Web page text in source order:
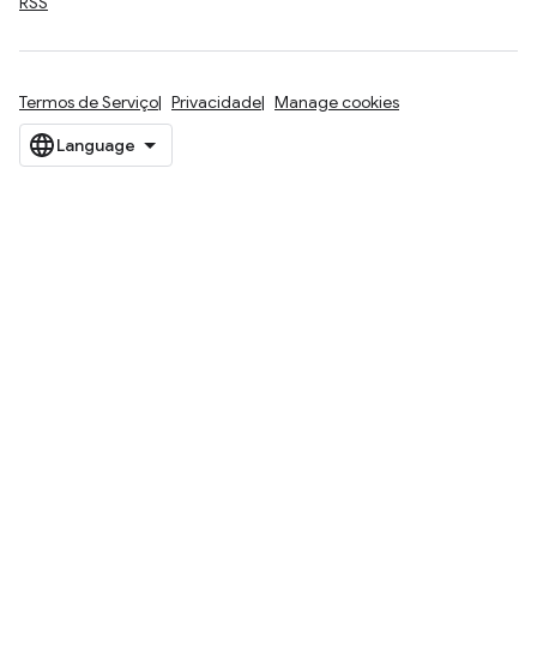
Termos de Serviço Privacidade Manage cookies